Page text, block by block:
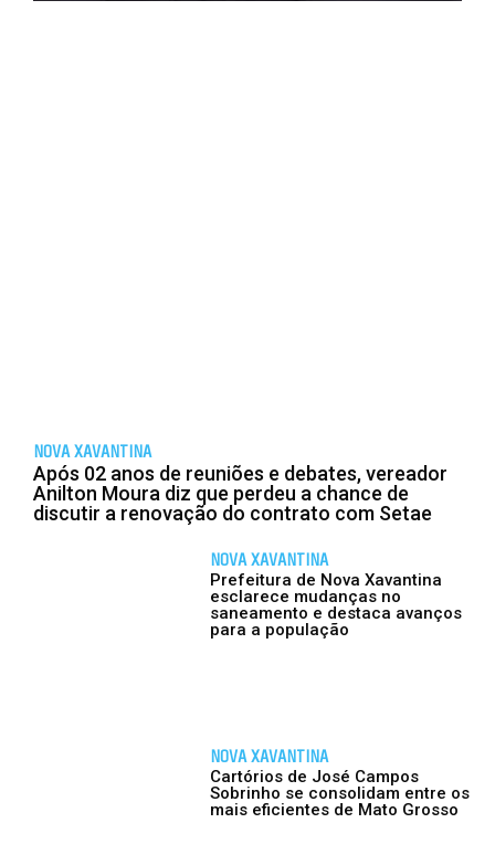
NOVA XAVANTINA
Após 02 anos de reuniões e debates, vereador
Anilton Moura diz que perdeu a chance de
discutir a renovação do contrato com Setae
NOVA XAVANTINA
Prefeitura de Nova Xavantina
esclarece mudanças no
saneamento e destaca avanços
para a população
NOVA XAVANTINA
Cartórios de José Campos
Sobrinho se consolidam entre os
mais eficientes de Mato Grosso